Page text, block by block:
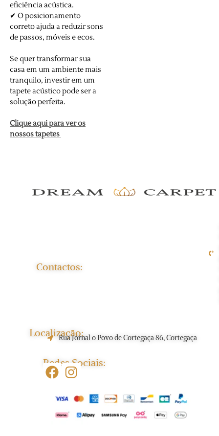
eficiência acústica.
✔ O posicionamento
correto ajuda a reduzir sons
de passos, móveis e ecos.
Se quer transformar sua
casa em um ambiente mais
tranquilo, investir em um
tapete acústico pode ser a
solução perfeita.
Clique aqui para ver os
nossos tapetes
Contactos:
Redes Sociais:
Localização:Rua Jornal o Povo de Cortegaça 86, Cortegaça